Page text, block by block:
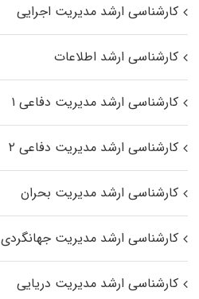
کارشناسی ارشد مدیریت اجرایی
کارشناسی ارشد اطلاعات
کارشناسی ارشد مدیریت دفاعی ۱
کارشناسی ارشد مدیریت دفاعی ۲
کارشناسی ارشد مدیریت بحران
کارشناسی ارشد مدیریت جهانگردی
کارشناسی ارشد مدیریت دریایی